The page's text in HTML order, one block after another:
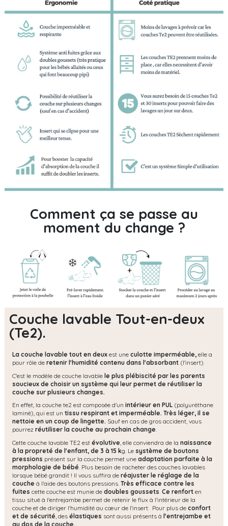
Comment ça se passe au
moment du change ?
Couche lavable Tout-en-deux
(Te2).
La couche lavable tout en deux est une culotte imperméable, elle a
pour rôle de retenir l'humidité contenu dans l'absorbant (l'insert).
C'est le modèle de couche lavable le plus plébiscité par les parents
soucieux de choisir un système qui leur permet de réutiliser la
couche sur plusieurs changes.
En effet, la couche te2 est composée d'un intérieur en PUL (polyuréthane
laminé), qui est un tissu respirant et imperméable. Très léger, il se
nettoie en un coup de lingette. Sauf en cas de gros accident, vous
pourrez réutiliser la couche au prochain change.
Cette couche lavable TE2 est évolutive elle conviendra de la naissance
à la propreté de l'enfant, de 3 à 15 kg. Le système de boutons
pressions présent sur la couche permet une adaptation parfaite à la
morphologie de bébé . Plus besoin de racheter des couches lavables
lorsque bébé grandit ! Il vous suffira de réajuster le réglage de la
couche à l'aide des boutons pressions. Très efficace contre les
fuites cette couche est munie de doubles goussets Ce renfort en
tissu situé à l'entrejambe permet de retenir le flux à l'intérieur de la
couche et de diriger l'humidité au cœur de l'insert. Pour plus de confort
et de sécurité , des élastiques sont aussi présents à l'entrejambe et
au dos de la couche.